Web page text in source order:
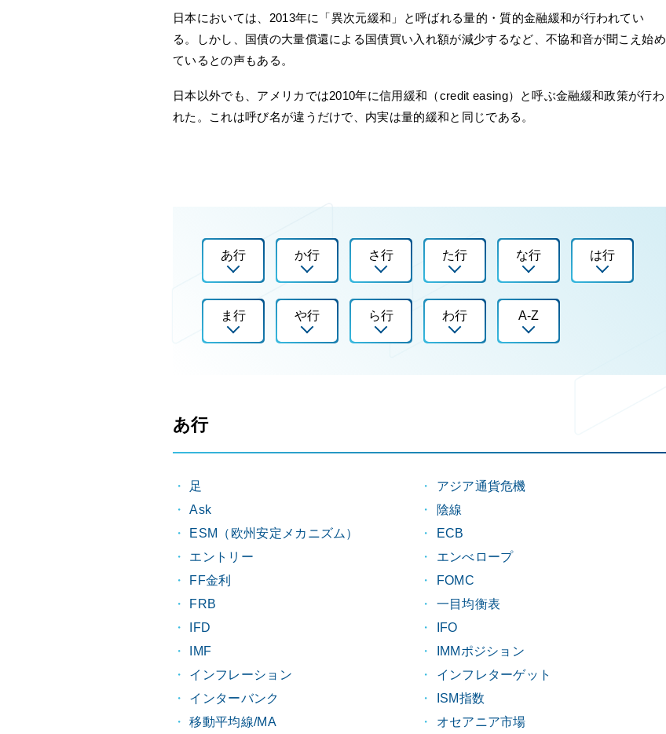
日本においては、2013年に「異次元緩和」と呼ばれる量的・質的金融緩和が行われてい
る。しかし、国債の大量償還による国債買い入れ額が減少するなど、不協和音が聞こえ始め
ているとの声もある。
日本以外でも、アメリカでは2010年に信用緩和（credit easing）と呼ぶ金融緩和政策が行わ
れた。これは呼び名が違うだけで、内実は量的緩和と同じである。
あ行 か行 さ行 た行 な行 は行
ま行 や行 ら行 わ行 A-Z
あ行
足
アジア通貨危機
Ask
陰線
ESM（欧州安定メカニズム）
ECB
エントリー
エンべロープ
FF金利
FOMC
FRB
一目均衡表
IFD
IFO
IMF
IMMポジション
インフレーション
インフレターゲット
インターバンク
ISM指数
移動平均線/MA
オセアニア市場